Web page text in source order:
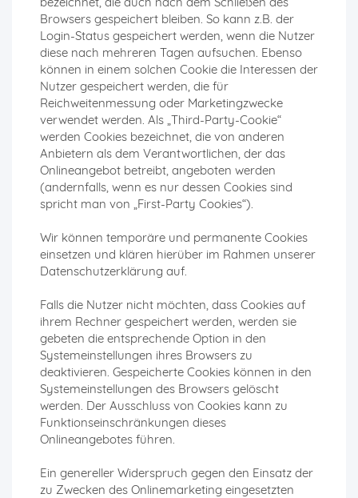
Browsers gespeichert bleiben. So kann z.B. der
Login-Status gespeichert werden, wenn die Nutzer
diese nach mehreren Tagen aufsuchen. Ebenso
können in einem solchen Cookie die Interessen der
Nutzer gespeichert werden, die für
Reichweitenmessung oder Marketingzwecke
verwendet werden. Als „Third-Party-Cookie“
werden Cookies bezeichnet, die von anderen
Anbietern als dem Verantwortlichen, der das
Onlineangebot betreibt, angeboten werden
(andernfalls, wenn es nur dessen Cookies sind
spricht man von „First-Party Cookies“).
Wir können temporäre und permanente Cookies
einsetzen und klären hierüber im Rahmen unserer
Datenschutzerklärung auf.
Falls die Nutzer nicht möchten, dass Cookies auf
ihrem Rechner gespeichert werden, werden sie
gebeten die entsprechende Option in den
Systemeinstellungen ihres Browsers zu
deaktivieren. Gespeicherte Cookies können in den
Systemeinstellungen des Browsers gelöscht
werden. Der Ausschluss von Cookies kann zu
Funktionseinschränkungen dieses
Onlineangebotes führen.
Ein genereller Widerspruch gegen den Einsatz der
zu Zwecken des Onlinemarketing eingesetzten